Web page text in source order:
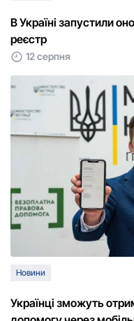
В Україні запустили
реєстр
12 серпня
Новини
Українці зможуть